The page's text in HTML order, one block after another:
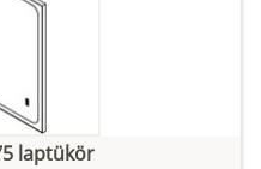
laptükör